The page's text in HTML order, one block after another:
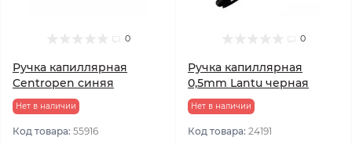
0
Ручка капиллярная
Centropen синяя
Нет в наличии
Код товара: 55916
0
Ручка капиллярная
0,5mm Lantu черная
Нет в наличии
Код товара: 24191